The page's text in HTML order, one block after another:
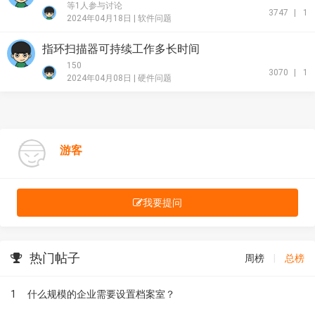
等1人参与讨论
2024年04月18日 | 软件问题
3747 | 1
指环扫描器可持续工作多长时间
150
2024年04月08日 | 硬件问题
3070 | 1
游客
我要提问
热门帖子 周榜 总榜
1 什么规模的企业需要设置档案室？